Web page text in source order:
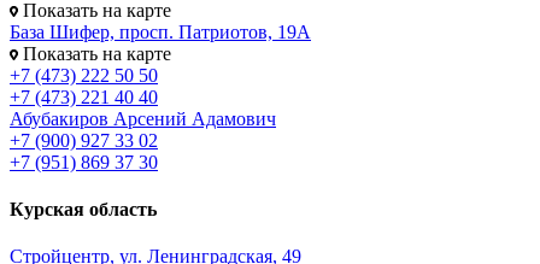
Показать на карте
База Шифер, просп. Патриотов, 19А
Показать на карте
+7 (473) 222 50 50
+7 (473) 221 40 40
Абубакиров Арсений Адамович
+7 (900) 927 33 02
+7 (951) 869 37 30
Курская область
Стройцентр, ул. Ленинградская, 49